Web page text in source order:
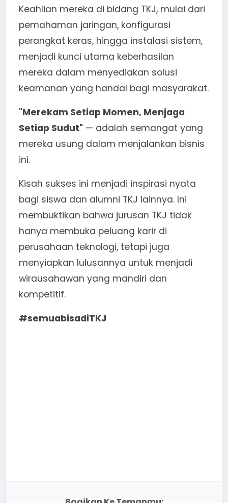
Keahlian mereka di bidang TKJ, mulai dari
pemahaman jaringan, konfigurasi
perangkat keras, hingga instalasi sistem,
menjadi kunci utama keberhasilan
mereka dalam menyediakan solusi
keamanan yang handal bagi masyarakat.
"Merekam Setiap Momen, Menjaga
Setiap Sudut" — adalah semangat yang
mereka usung dalam menjalankan bisnis
ini.
Kisah sukses ini menjadi inspirasi nyata
bagi siswa dan alumni TKJ lainnya. Ini
membuktikan bahwa jurusan TKJ tidak
hanya membuka peluang karir di
perusahaan teknologi, tetapi juga
menyiapkan lulusannya untuk menjadi
wirausahawan yang mandiri dan
kompetitif.
#semuabisadiTKJ